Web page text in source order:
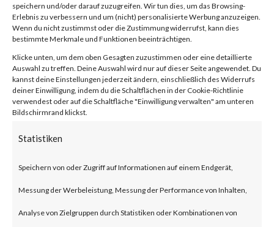
speichern und/oder darauf zuzugreifen. Wir tun dies, um das Browsing-
Erlebnis zu verbessern und um (nicht) personalisierte Werbung anzuzeigen.
Wenn du nicht zustimmst oder die Zustimmung widerrufst, kann dies
bestimmte Merkmale und Funktionen beeinträchtigen.
Klicke unten, um dem oben Gesagten zuzustimmen oder eine detaillierte
Auswahl zu treffen. Deine Auswahl wird nur auf dieser Seite angewendet. Du
kannst deine Einstellungen jederzeit ändern, einschließlich des Widerrufs
deiner Einwilligung, indem du die Schaltflächen in der Cookie-Richtlinie
verwendest oder auf die Schaltfläche "Einwilligung verwalten" am unteren
Bildschirmrand klickst.
Statistiken
Speichern von oder Zugriff auf Informationen auf einem Endgerät,
Messung der Werbeleistung, Messung der Performance von Inhalten,
Analyse von Zielgruppen durch Statistiken oder Kombinationen von
maliciously crafted request. An
attacker can exploit this to gain
access to sensitive information
in the context of the vulnerable
application via a crafted
request.